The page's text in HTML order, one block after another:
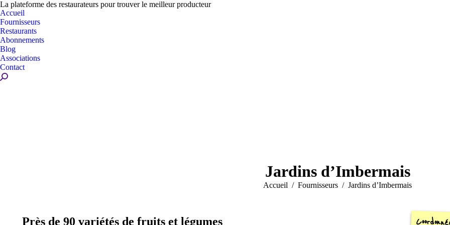
La plateforme des restaurateurs pour trouver le meilleur producteur
Accueil
Fournisseurs
Restaurants
Abonnements
Blog
Associations
Contact
Recherche
Jardins d’Imbermais
Vous êtes ici :
Accueil Fournisseurs Jardins d’Imbermais
Près de 90 variétés de fruits et légumes